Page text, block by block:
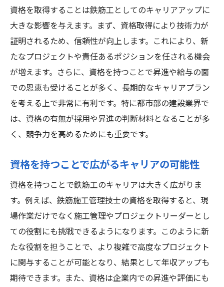
資格を取得することは鉄筋工としてのキャリアアップに
大きな影響を与えます。まず、資格取得により技術力が
証明されるため、信頼性が向上します。これにより、新
たなプロジェクトや責任あるポジションを任される機会
が増えます。さらに、資格を持つことで昇進や給与の面
での恩恵も受けることが多く、長期的なキャリアプラン
を考える上で非常に有利です。特に都市部の建設業界で
は、資格の有無が採用や昇進の判断材料となることが多
く、競争力を高めるためにも重要です。
資格を持つことで広がるキャリアの可能性
資格を持つことで鉄筋工のキャリアは大きく広がりま
す。例えば、鉄筋施工管理技士の資格を取得すると、現
場作業だけでなく施工管理やプロジェクトリーダーとし
ての役割にも挑戦できるようになります。このように新
たな役割を担うことで、より複雑で高度なプロジェクト
に関与することが可能となり、結果として年収アップも
期待できます。また、資格は企業内での昇進や評価にも